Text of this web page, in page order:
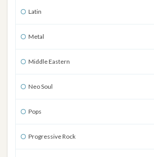
Latin
Metal
Middle Eastern
Neo Soul
Pops
Progressive Rock